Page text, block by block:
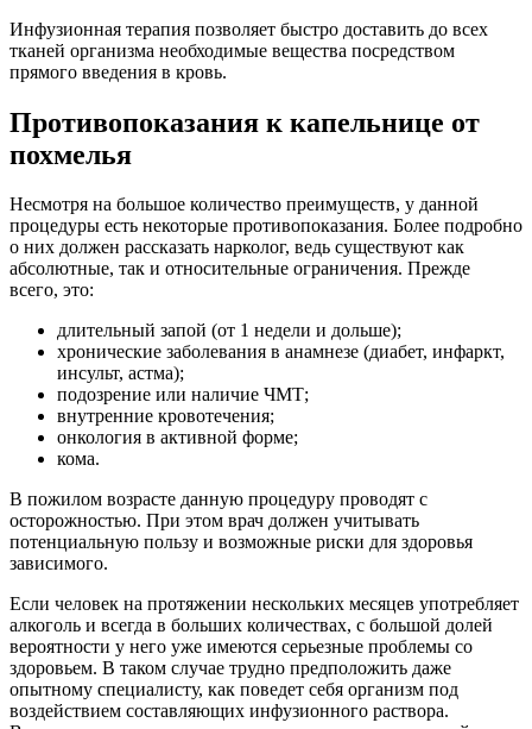
Инфузионная терапия позволяет быстро доставить до всех
тканей организма необходимые вещества посредством
прямого введения в кровь.
Противопоказания к капельнице от
похмелья
Несмотря на большое количество преимуществ, у данной
процедуры есть некоторые противопоказания. Более подробно
о них должен рассказать нарколог, ведь существуют как
абсолютные, так и относительные ограничения. Прежде
всего, это:
длительный запой (от 1 недели и дольше);
хронические заболевания в анамнезе (диабет, инфаркт,
инсульт, астма);
подозрение или наличие ЧМТ;
внутренние кровотечения;
онкология в активной форме;
кома.
В пожилом возрасте данную процедуру проводят с
осторожностью. При этом врач должен учитывать
потенциальную пользу и возможные риски для здоровья
зависимого.
Если человек на протяжении нескольких месяцев употребляет
алкоголь и всегда в больших количествах, с большой долей
вероятности у него уже имеются серьезные проблемы со
здоровьем. В таком случае трудно предположить даже
опытному специалисту, как поведет себя организм под
воздействием составляющих инфузионного раствора.